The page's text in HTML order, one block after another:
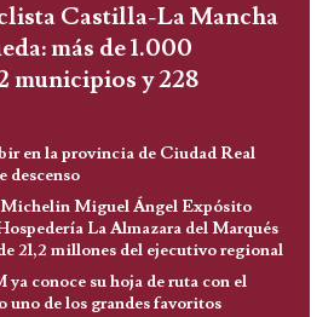
Castilla-La Mancha
más de 1.000
municipios y 228
en la provincia de Ciudad Real
descenso
Michelin Miguel Ángel Expósito
La Almazara del Marqués
21,2 millones del ejecutivo regional
conoce su hoja de ruta con el
uno de los grandes favoritos